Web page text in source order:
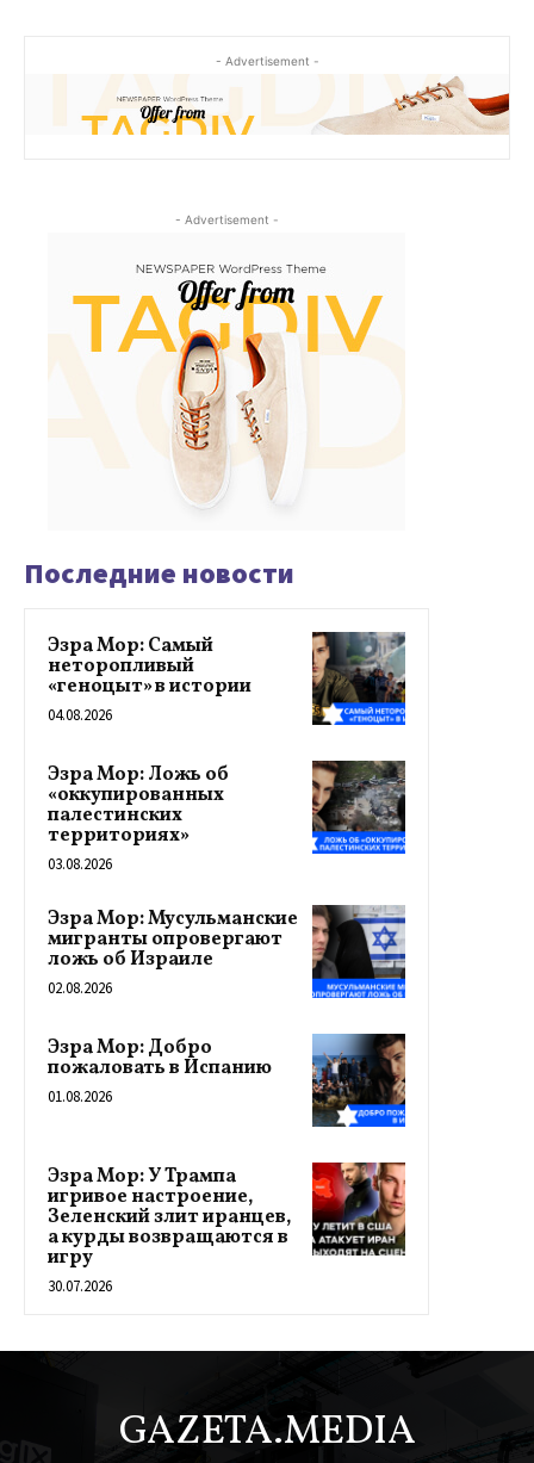
- Advertisement -
- Advertisement -
Последние новости
Эзра Мор: Самый
неторопливый
«геноцыт» в истории
04.08.2026
Эзра Мор: Ложь об
«оккупированных
палестинских
территориях»
03.08.2026
Эзра Мор: Мусульманские
мигранты опровергают
ложь об Израиле
02.08.2026
Эзра Мор: Добро
пожаловать в Испанию
01.08.2026
Эзра Мор: У Трампа
игривое настроение,
Зеленский злит иранцев,
а курды возвращаются в
игру
30.07.2026
GAZETA.MEDIA